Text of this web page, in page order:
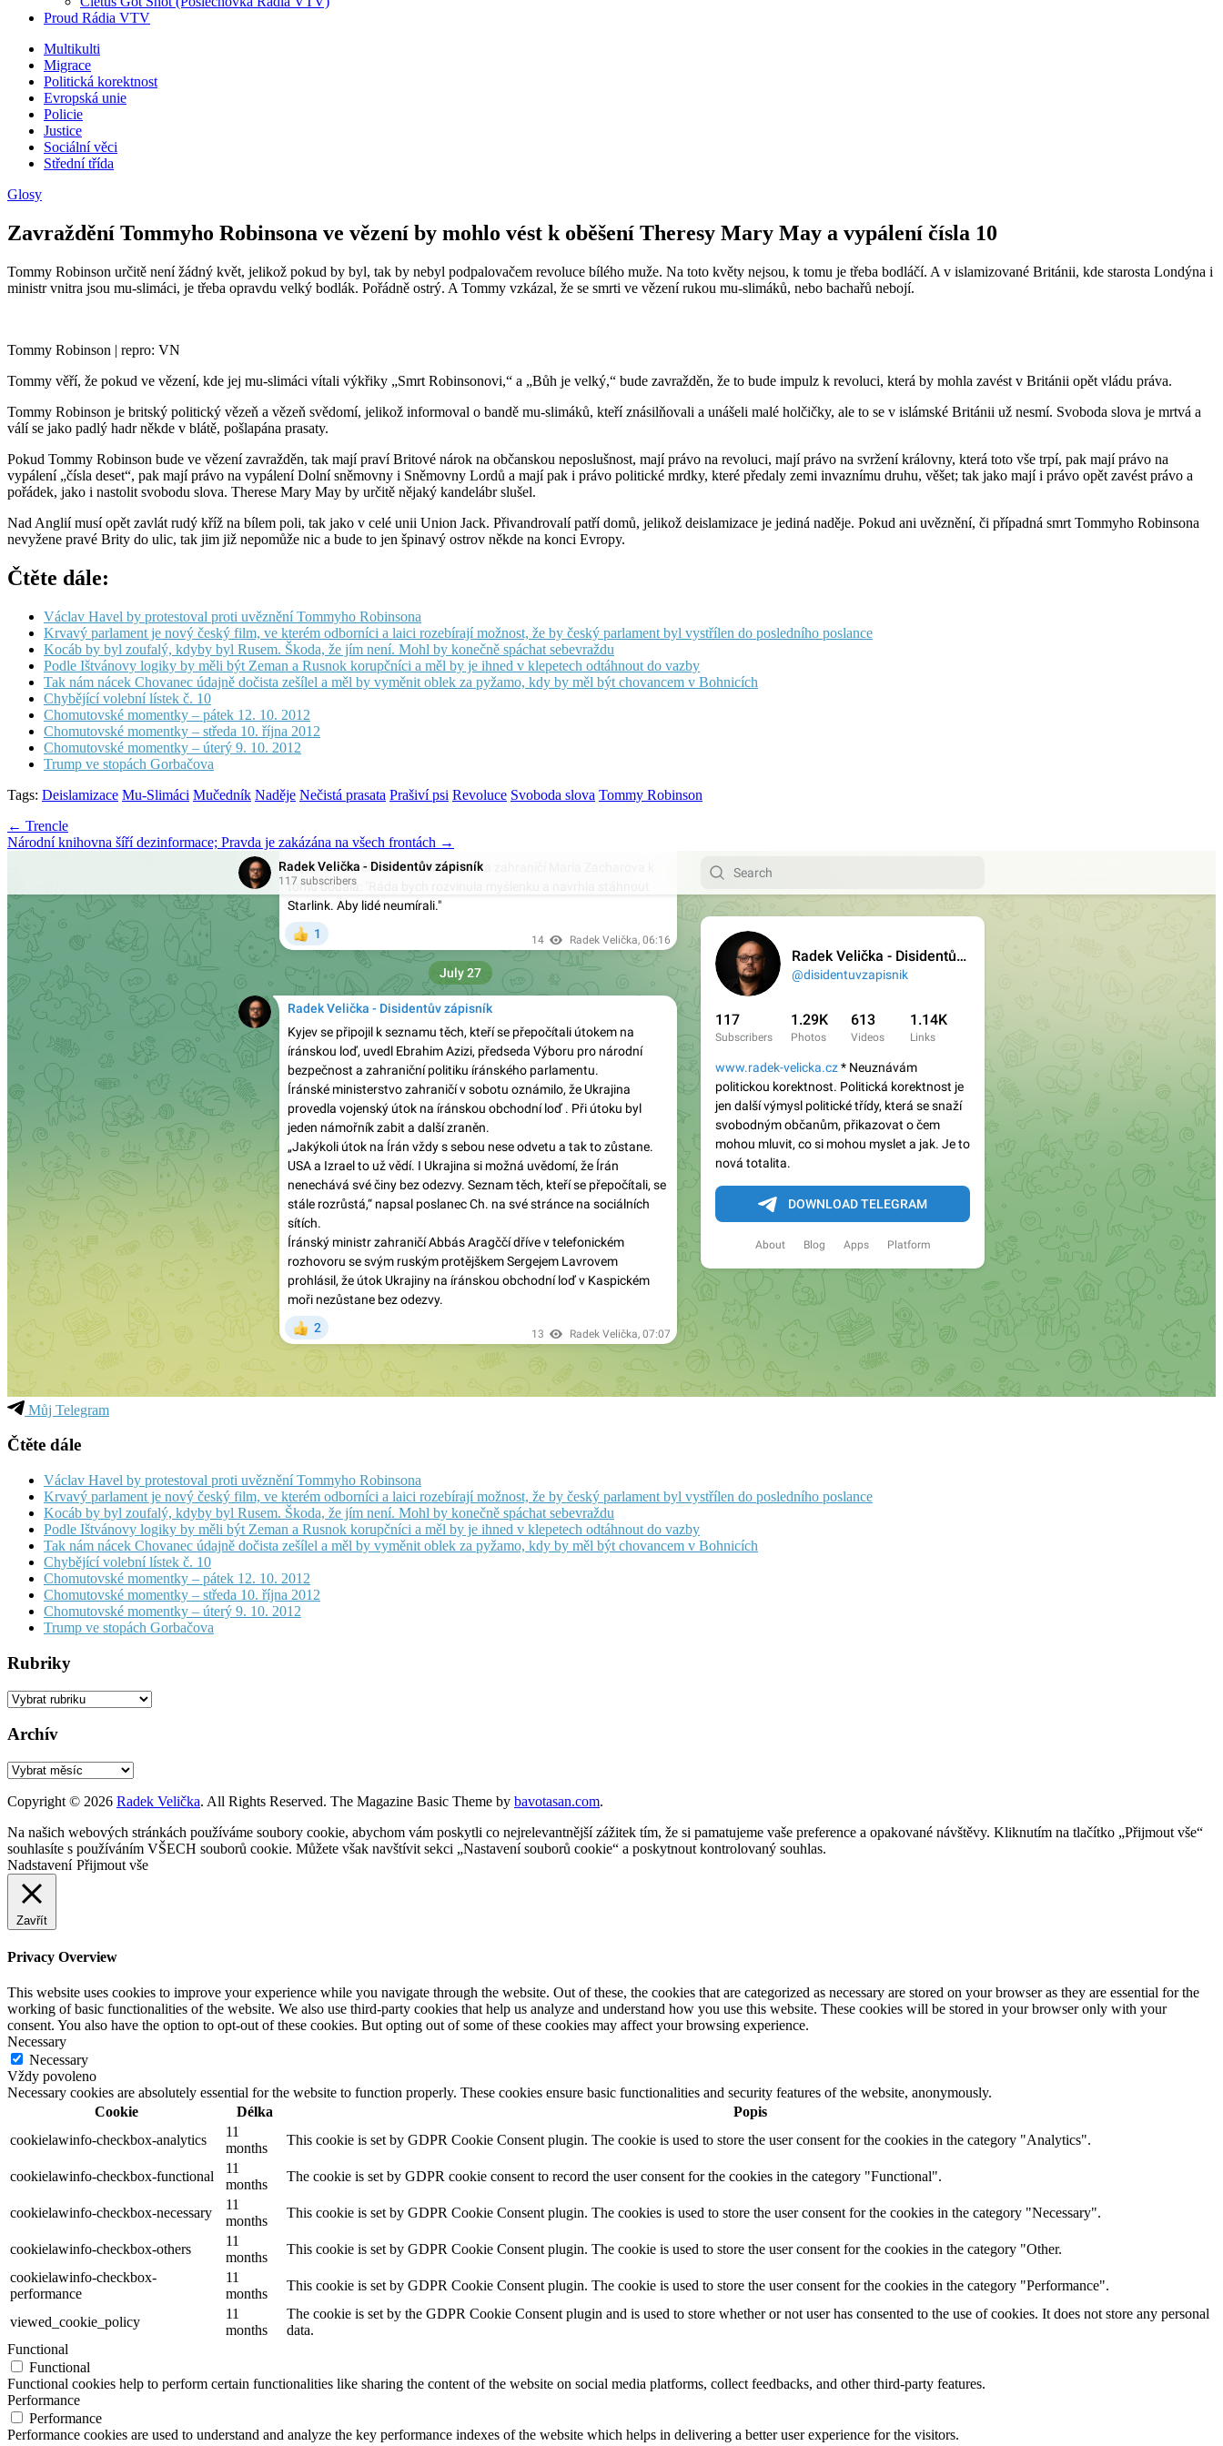
Proud Rádia VTV
Sub
menu
Multikulti
Migrace
Politická korektnost
Evropská unie
Policie
Justice
Sociální věci
Střední třída
Glosy
Zavraždění Tommyho Robinsona ve vězení by mohlo vést k oběšení Theresy Mary May a vypálení čísla 10
Tommy Robinson určitě není žádný květ, jelikož pokud by byl, tak by nebyl podpalovačem revoluce bílého muže. Na toto květy nejsou, k tomu je třeba bodláčí. A v islamizované Británii, kde starosta Londýna i
ministr vnitra jsou mu-slimáci, je třeba opravdu velký bodlák. Pořádně ostrý. A Tommy vzkázal, že se smrti ve vězení rukou mu-slimáků, nebo bachařů nebojí.
Tommy Robinson | repro: VN
Tommy věří, že pokud ve vězení, kde jej mu-slimáci vítali výkřiky „Smrt Robinsonovi,“ a „Bůh je velký,“ bude zavražděn, že to bude impulz k revoluci, která by mohla zavést v Británii opět vládu práva.
Tommy Robinson je britský politický vězeň a vězeň svědomí, jelikož informoval o bandě mu-slimáků, kteří znásilňovali a unášeli malé holčičky, ale to se v islámské Británii už nesmí. Svoboda slova je mrtvá a
válí se jako padlý hadr někde v blátě, pošlapána prasaty.
Pokud Tommy Robinson bude ve vězení zavražděn, tak mají praví Britové nárok na občanskou neposlušnost, mají právo na revoluci, mají právo na svržení královny, která toto vše trpí, pak mají právo na
vypálení „čísla deset“, pak mají právo na vypálení Dolní sněmovny i Sněmovny Lordů a mají pak i právo politické mrdky, které předaly zemi invaznímu druhu, věšet; tak jako mají i právo opět zavést právo a
pořádek, jako i nastolit svobodu slova. Therese Mary May by určitě nějaký kandelábr slušel.
Nad Anglií musí opět zavlát rudý kříž na bílem poli, tak jako v celé unii Union Jack. Přivandrovalí patří domů, jelikož deislamizace je jediná naděje. Pokud ani uvěznění, či případná smrt Tommyho Robinsona
nevyžene pravé Brity do ulic, tak jim již nepomůže nic a bude to jen špinavý ostrov někde na konci Evropy.
Čtěte dále:
Václav Havel by protestoval proti uvěznění Tommyho Robinsona
Krvavý parlament je nový český film, ve kterém odborníci a laici rozebírají možnost, že by český parlament byl vystřílen do posledního poslance
Kocáb by byl zoufalý, kdyby byl Rusem. Škoda, že jím není. Mohl by konečně spáchat sebevraždu
Podle Ištvánovy logiky by měli být Zeman a Rusnok korupčníci a měl by je ihned v klepetech odtáhnout do vazby
Tak nám nácek Chovanec údajně dočista zešílel a měl by vyměnit oblek za pyžamo, kdy by měl být chovancem v Bohnicích
Chybějící volební lístek č. 10
Chomutovské momentky – pátek 12. 10. 2012
Chomutovské momentky – středa 10. října 2012
Chomutovské momentky – úterý 9. 10. 2012
Trump ve stopách Gorbačova
Tags: Deislamizace Mu-Slimáci Mučedník Naděje Nečistá prasata Prašiví psi Revoluce Svoboda slova Tommy Robinson
Post
navigation
← Trencle
Národní knihovna šíří dezinformace; Pravda je zakázána na všech frontách →
Můj Telegram
Čtěte dále
Václav Havel by protestoval proti uvěznění Tommyho Robinsona
Krvavý parlament je nový český film, ve kterém odborníci a laici rozebírají možnost, že by český parlament byl vystřílen do posledního poslance
Kocáb by byl zoufalý, kdyby byl Rusem. Škoda, že jím není. Mohl by konečně spáchat sebevraždu
Podle Ištvánovy logiky by měli být Zeman a Rusnok korupčníci a měl by je ihned v klepetech odtáhnout do vazby
Tak nám nácek Chovanec údajně dočista zešílel a měl by vyměnit oblek za pyžamo, kdy by měl být chovancem v Bohnicích
Chybějící volební lístek č. 10
Chomutovské momentky – pátek 12. 10. 2012
Chomutovské momentky – středa 10. října 2012
Chomutovské momentky – úterý 9. 10. 2012
Trump ve stopách Gorbačova
Rubriky
Rubriky
Archív
Archív
Copyright © 2026 Radek Velička. All Rights Reserved. The Magazine Basic Theme by bavotasan.com.
Na našich webových stránkách používáme soubory cookie, abychom vám poskytli co nejrelevantnější zážitek tím, že si pamatujeme vaše preference a opakované návštěvy. Kliknutím na tlačítko „Přijmout vše“
souhlasíte s používáním VŠECH souborů cookie. Můžete však navštívit sekci „Nastavení souborů cookie“ a poskytnout kontrolovaný souhlas.
Nadstavení Přijmout vše
Zavřít
Privacy Overview
This website uses cookies to improve your experience while you navigate through the website. Out of these, the cookies that are categorized as necessary are stored on your browser as they are essential for the
working of basic functionalities of the website. We also use third-party cookies that help us analyze and understand how you use this website. These cookies will be stored in your browser only with your
consent. You also have the option to opt-out of these cookies. But opting out of some of these cookies may affect your browsing experience.
Necessary
Necessary
Vždy povoleno
Necessary cookies are absolutely essential for the website to function properly. These cookies ensure basic functionalities and security features of the website, anonymously.
Cookie
Délka
Popis
cookielawinfo-checkbox-analytics
11
months
This cookie is set by GDPR Cookie Consent plugin. The cookie is used to store the user consent for the cookies in the category "Analytics".
cookielawinfo-checkbox-functional
11
months
The cookie is set by GDPR cookie consent to record the user consent for the cookies in the category "Functional".
cookielawinfo-checkbox-necessary
11
months
This cookie is set by GDPR Cookie Consent plugin. The cookies is used to store the user consent for the cookies in the category "Necessary".
cookielawinfo-checkbox-others
11
months
This cookie is set by GDPR Cookie Consent plugin. The cookie is used to store the user consent for the cookies in the category "Other.
cookielawinfo-checkbox-
performance
11
months
This cookie is set by GDPR Cookie Consent plugin. The cookie is used to store the user consent for the cookies in the category "Performance".
viewed_cookie_policy
11
months
The cookie is set by the GDPR Cookie Consent plugin and is used to store whether or not user has consented to the use of cookies. It does not store any personal
data.
Functional
Functional
Functional cookies help to perform certain functionalities like sharing the content of the website on social media platforms, collect feedbacks, and other third-party features.
Performance
Performance
Performance cookies are used to understand and analyze the key performance indexes of the website which helps in delivering a better user experience for the visitors.